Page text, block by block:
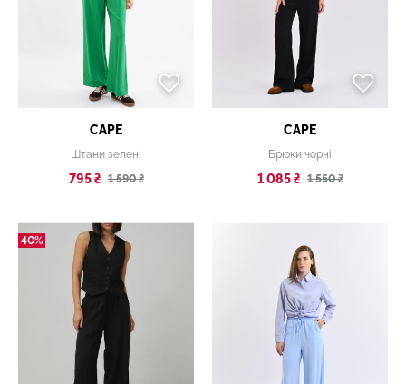
CAPE
Штани зелені
795 ₴ 1 590 ₴
CAPE
Брюки чорні
1 085 ₴ 1 550 ₴
40%